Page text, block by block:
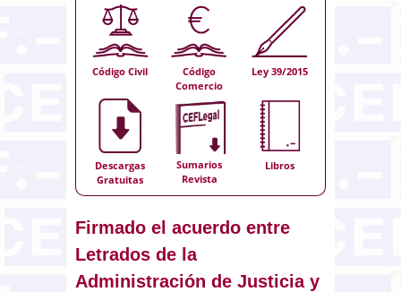
Código Civil
Código
Comercio
Ley 39/2015
Descargas
Gratuitas
Sumarios
Revista
Libros
Firmado el acuerdo entre
Letrados de la
Administración de Justicia y